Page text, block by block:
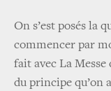
On s’est posés la
commencer par
fait avec La
du principe qu’on